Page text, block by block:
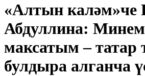
«Алтын каләм»че
Абдуллина:
максатым – татар
булдыра алганча